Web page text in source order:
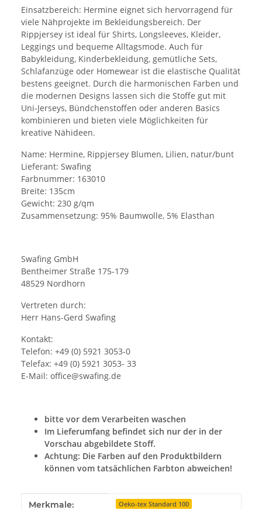
Einsatzbereich: Hermine eignet sich hervorragend für
viele Nähprojekte im Bekleidungsbereich. Der
Rippjersey ist ideal für Shirts, Longsleeves, Kleider,
Leggings und bequeme Alltagsmode. Auch für
Babykleidung, Kinderbekleidung, gemütliche Sets,
Schlafanzüge oder Homewear ist die elastische Qualität
bestens geeignet. Durch die harmonischen Farben und
die modernen Designs lassen sich die Stoffe gut mit
Uni-Jerseys, Bündchenstoffen oder anderen Basics
kombinieren und bieten viele Möglichkeiten für
kreative Nähideen.
Name: Hermine, Rippjersey Blumen, Lilien, natur/bunt
Lieferant: Swafing
Farbnummer: 163010
Breite: 135cm
Gewicht: 230 g/qm
Zusammensetzung: 95% Baumwolle, 5% Elasthan
Swafing GmbH
Bentheimer Straße 175-179
48529 Nordhorn
Vertreten durch:
Herr Hans-Gerd Swafing
Kontakt:
Telefon: +49 (0) 5921 3053-0
Telefax: +49 (0) 5921 3053- 33
E-Mail: office@swafing.de
bitte vor dem Verarbeiten waschen
Im Lieferumfang befindet sich nur der in der
Vorschau abgebildete Stoff.
Achtung: Die Farben auf den Produktbildern
können vom tatsächlichen Farbton abweichen!
Produkteigenschaft
Wert
Merkmale: Oeko-tex Standard 100